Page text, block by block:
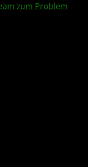
zum Problem